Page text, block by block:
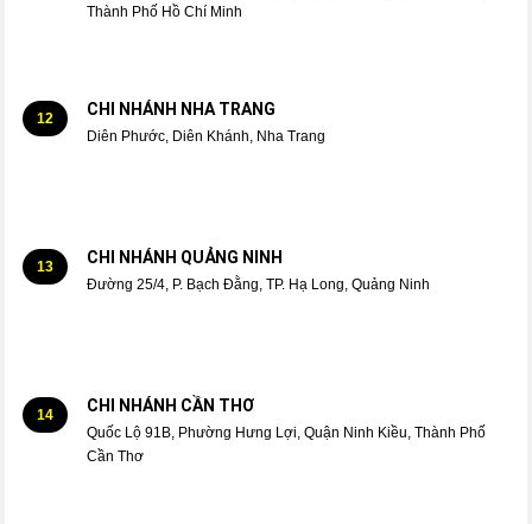
Thành Phố Hồ Chí Minh
12 CHI NHÁNH NHA TRANG
Diên Phước, Diên Khánh, Nha Trang
13 CHI NHÁNH QUẢNG NINH
Đường 25/4, P. Bạch Đằng, TP. Hạ Long, Quảng Ninh
14 CHI NHÁNH CẦN THƠ
Quốc Lộ 91B, Phường Hưng Lợi, Quận Ninh Kiều, Thành Phố
Cần Thơ